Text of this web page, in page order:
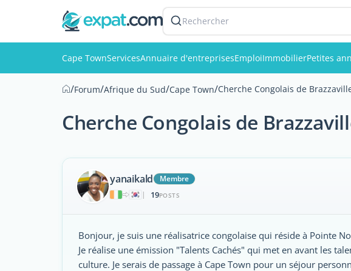
Rechercher
Cape TownServicesAnnuaire d'entreprisesEmploiImmobilierPetites
/Forum/Afrique du Sud/Cape Town/Cherche Congolais de
Cherche Congolais de
yanaikald
Membre
|
19POSTS
Bonjour, je suis une réalisatrice congolaise qui réside à Pointe
Je réalise une émission "Talents Cachés" qui met en avant les
culture. Je serais de passage à Cape Town pour un séjour